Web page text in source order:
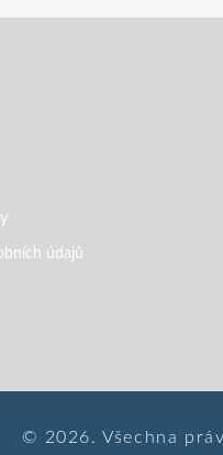
údajů
© 2026. Všechna